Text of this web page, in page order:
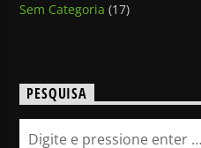
Sem Categoria (17)
PESQUISA